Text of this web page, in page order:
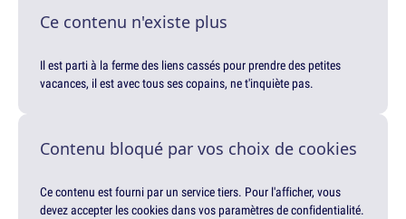
Ce contenu n'existe plus
Il est parti à la ferme des liens cassés pour prendre des petites
vacances, il est avec tous ses copains, ne t'inquiète pas.
Contenu bloqué par vos choix de cookies
Ce contenu est fourni par un service tiers. Pour l'afficher, vous
devez accepter les cookies dans vos paramètres de confidentialité.